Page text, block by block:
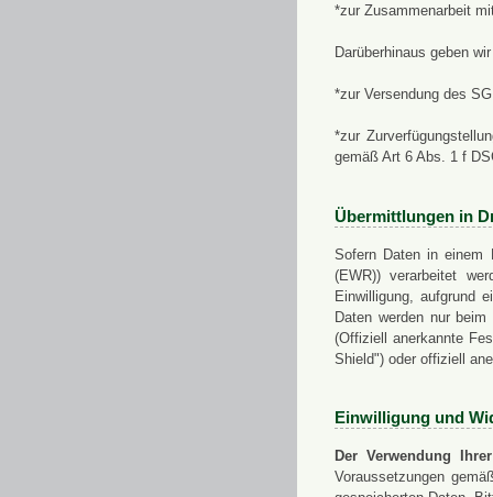
*zur Zusammenarbeit
Darüberhinaus geben
*zur Versendung des
*zur
gemäß Art 6 Abs. 1 f
Übermittlungen in
Sofern Daten in einem
(EWR)) verarbeitet
Einwilligung, aufgrund
Daten werden nur
(Offiziell anerkannte
Shield") oder offiziell
Einwilligung und
Der Verwendung
Voraussetzungen